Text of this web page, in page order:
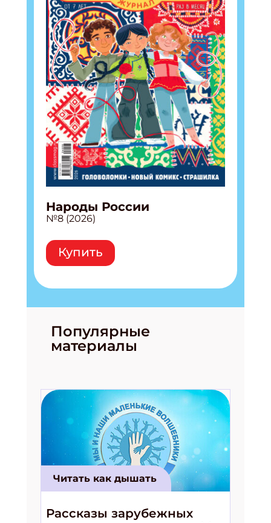
Народы России
№8 (2026)
Купить
Популярные
материалы
Читать как дышать
Рассказы зарубежных
Укажите Ваш Email
ПОДПИСАТЬСЯ